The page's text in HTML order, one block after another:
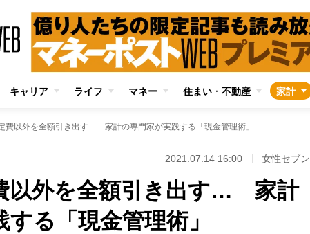
キャリア ライフ マネー 住まい・不動産 家計
費以外を全額引き出す… 家計の専門家が実践する「現金管理術」
2021.07.14 16:00 女性セブン
以外を全額引き出す… 家計
る「現金管理術」